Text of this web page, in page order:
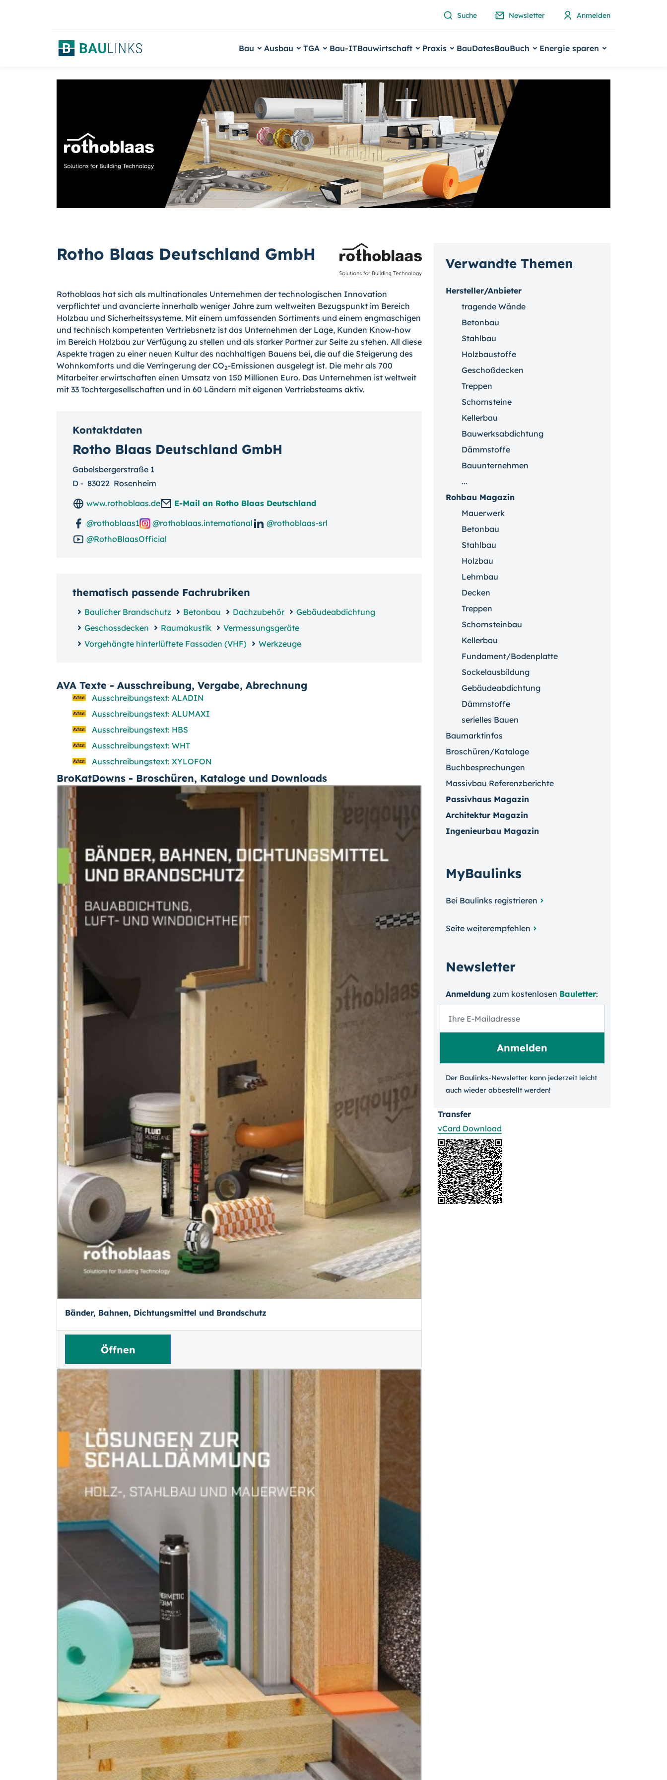
Suche Newsletter Anmelden
Bau Ausbau TGA Bau-ITBauwirtschaft Praxis BauDatesBauBuch Energie sparen
Rotho Blaas Deutschland GmbH
Rothoblaas hat sich als multinationales Unternehmen der technologischen Innovation
verpflichtet und avancierte innerhalb weniger Jahre zum weltweiten Bezugspunkt im Bereich
Holzbau und Sicherheitssysteme. Mit einem umfassenden Sortiments und einem engmaschigen
und technisch kompetenten Vertriebsnetz ist das Unternehmen der Lage, Kunden Know-how
im Bereich Holzbau zur Verfügung zu stellen und als starker Partner zur Seite zu stehen. All diese
Aspekte tragen zu einer neuen Kultur des nachhaltigen Bauens bei, die auf die Steigerung des
Wohnkomforts und die Verringerung der CO2-Emissionen ausgelegt ist. Die mehr als 700
Mitarbeiter erwirtschaften einen Umsatz von 150 Millionen Euro. Das Unternehmen ist weltweit
mit 33 Tochtergesellschaften und in 60 Ländern mit eigenen Vertriebsteams aktiv.
Kontaktdaten
Rotho Blaas Deutschland GmbH
Gabelsbergerstraße 1
D - 83022 Rosenheim
www.rothoblaas.de
E-Mail an Rotho Blaas Deutschland
@rothoblaas1
@rothoblaas.international
@rothoblaas-srl
@RothoBlaasOfficial
thematisch passende Fachrubriken
Baulicher Brandschutz Betonbau Dachzubehör
Gebäudeabdichtung
Geschossdecken
Raumakustik
Vermessungsgeräte
Vorgehängte hinterlüftete Fassaden (VHF)
Werkzeuge
AVA Texte - Ausschreibung, Vergabe, Abrechnung
Ausschreibungstext: ALADIN
Ausschreibungstext: ALUMAXI
Ausschreibungstext: HBS
Ausschreibungstext: WHT
Ausschreibungstext: XYLOFON
BroKatDowns - Broschüren, Kataloge und Downloads
Bänder, Bahnen, Dichtungsmittel und Brandschutz
Öffnen
Verwandte Themen
Hersteller/Anbieter
tragende Wände
Betonbau
Stahlbau
Holzbaustoffe
Geschoßdecken
Treppen
Schornsteine
Kellerbau
Bauwerksabdichtung
Dämmstoffe
Bauunternehmen
...
Rohbau Magazin
Mauerwerk
Betonbau
Stahlbau
Holzbau
Lehmbau
Decken
Treppen
Schornsteinbau
Kellerbau
Fundament/Bodenplatte
Sockelausbildung
Gebäudeabdichtung
Dämmstoffe
serielles Bauen
Baumarktinfos
Broschüren/Kataloge
Buchbesprechungen
Massivbau Referenzberichte
Passivhaus Magazin
Architektur Magazin
Ingenieurbau Magazin
MyBaulinks
Bei Baulinks registrieren
Seite weiterempfehlen
Newsletter
Anmeldung zum kosten­losen Bauletter:
Der Baulinks-Newsletter kann jeder­zeit leicht
auch wieder ab­bestellt werden!
Transfer
vCard Download